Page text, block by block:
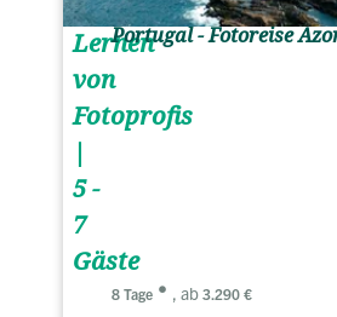
Lernen
von
Fotoprofis
|
5 -
7
Gäste
Portugal - Fotoreise
8 Tage , ab 3.290 €